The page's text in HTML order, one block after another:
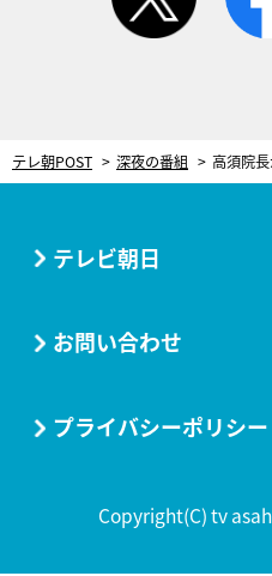
テレ朝POST 深夜の番組
テレビ朝日
お問い合わせ
プライバシーポリシー
Copyright(C) tv